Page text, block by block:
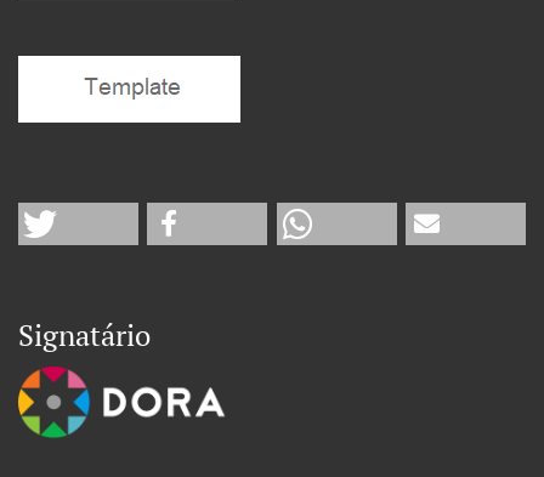
Signatário